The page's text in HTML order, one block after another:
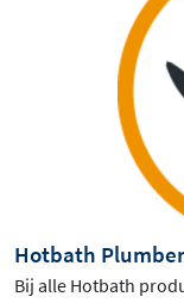
Hotbath
Bij alle Hotbath